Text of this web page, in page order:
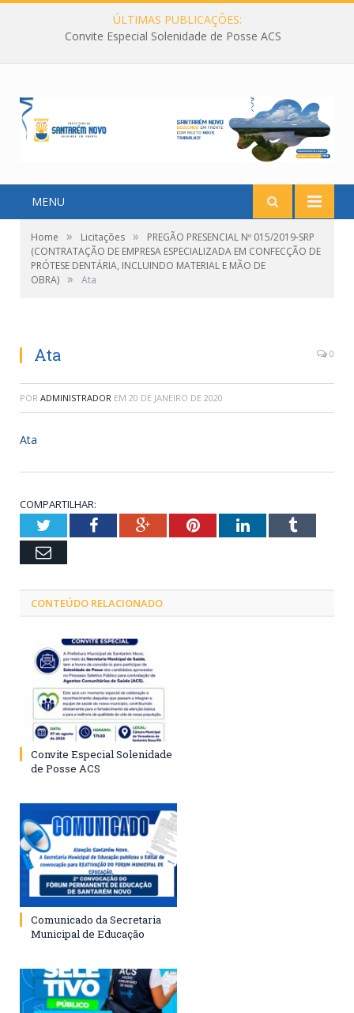
ÚLTIMAS PUBLICAÇÕES:
Convite Especial Solenidade de Posse ACS
MENU
Home » Licitações »
PREGÃO PRESENCIAL Nº 015/2019-SRP
(CONTRATAÇÃO DE EMPRESA ESPECIALIZADA EM CONFECÇÃO DE
PRÓTESE DENTÁRIA, INCLUINDO MATERIAL E MÃO DE
OBRA) » Ata
Ata 0
POR ADMINISTRADOR EM 20 DE JANEIRO DE 2020
Ata
COMPARTILHAR:
TwitterFacebookGoogle+PinterestLinkedInTumblr
Email
CONTEÚDO RELACIONADO
Convite Especial Solenidade
de Posse ACS
Comunicado da Secretaria
Municipal de Educação